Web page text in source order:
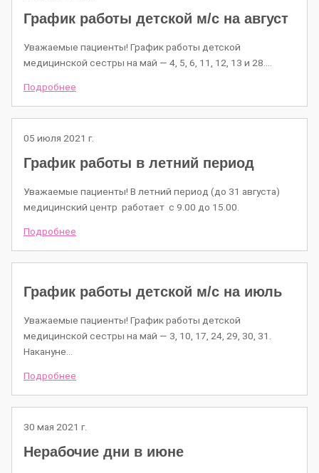
График работы детской м/c на aвгуст
Уважаемые пациенты! График работы детской
медицинской сестры на май — 4, 5, 6, 11, 12, 13 и 28.…
Подробнее
05 июля 2021 г.
График работы в летний период
Уважаемые пациенты! В летний период (до 31 августа)
медицинский центр работает с 9.00 до 15.00.
Подробнее
График работы детской м/c на июль
Уважаемые пациенты! График работы детской
медицинской сестры на май — 3, 10, 17, 24, 29, 30, 31.
Накануне…
Подробнее
30 мая 2021 г.
Нерабочие дни в июне